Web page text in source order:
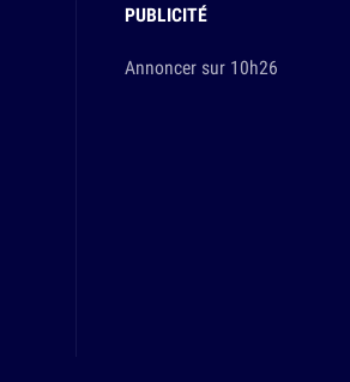
PUBLICITÉ
Annoncer sur 10h26